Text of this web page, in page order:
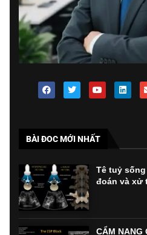
BÀI ĐOC MỚI NHẤT
Tê tuỷ
đoán và xử
CẨM NANG